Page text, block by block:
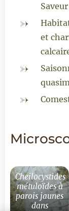
et
Cheilocystides
métuloïdes à
parois jaunes
dans